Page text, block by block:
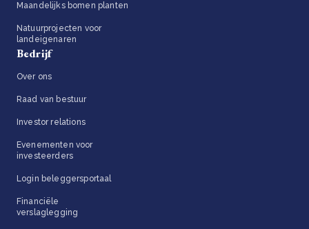
Maandelijks bomen planten
Natuurprojecten voor
landeigenaren
Bedrijf
Over ons
Raad van bestuur
Investor relations
Evenementen voor
investeerders
Login beleggersportaal
Financiële
verslaglegging